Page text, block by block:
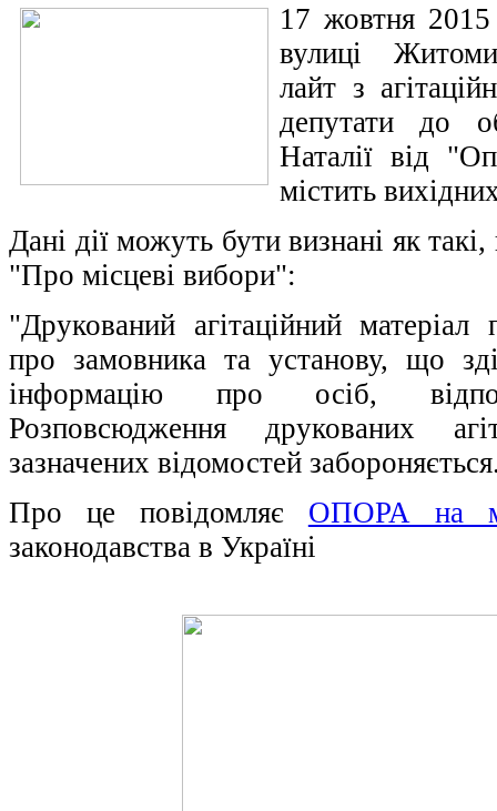
17 жовтня 2015
вулиці
лайт з
депутати до
Наталії від
містить
Дані дії можуть бути визнані як
"Про місцеві вибори":
"Друкований агітаційний матеріал
про замовника та установу, що
інформацію про осіб,
Розповсюдження друкованих
зазначених відомостей
Про це повідомляє ОПОРА на
законодавства в Україні